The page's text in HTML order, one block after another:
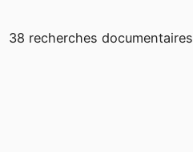
38 recherches documentaires